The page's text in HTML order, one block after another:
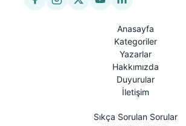
Anasayfa
Kategoriler
Yazarlar
Hakkımızda
Duyurular
İletişim
Sıkça Sorulan Sorular